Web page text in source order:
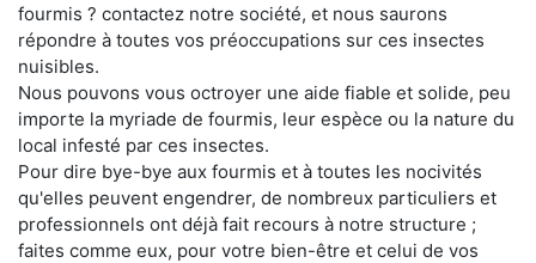
fourmis ? contactez notre société, et nous saurons
répondre à toutes vos préoccupations sur ces insectes
nuisibles.
Nous pouvons vous octroyer une aide fiable et solide, peu
importe la myriade de fourmis, leur espèce ou la nature du
local infesté par ces insectes.
Pour dire bye-bye aux fourmis et à toutes les nocivités
qu'elles peuvent engendrer, de nombreux particuliers et
professionnels ont déjà fait recours à notre structure ;
faites comme eux, pour votre bien-être et celui de vos